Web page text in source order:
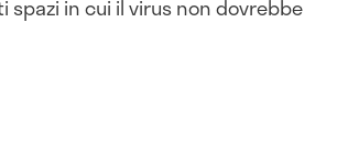
spazi in cui il virus non dovrebbe